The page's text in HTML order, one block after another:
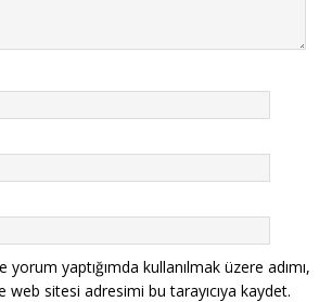
yaptığımda kullanılmak üzere adımı,
sitesi adresimi bu tarayıcıya kaydet.